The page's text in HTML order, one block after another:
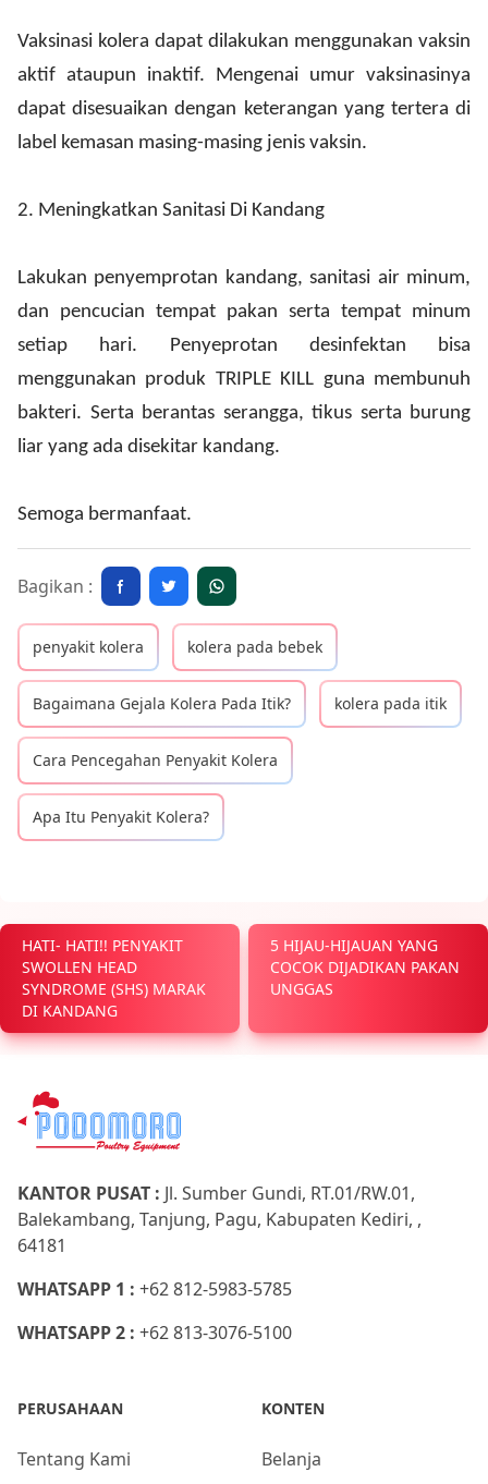
Vaksinasi kolera dapat dilakukan menggunakan vaksin
aktif ataupun inaktif. Mengenai umur vaksinasinya
dapat disesuaikan dengan keterangan yang tertera di
label kemasan masing-masing jenis vaksin.
2. Meningkatkan Sanitasi Di Kandang
Lakukan penyemprotan kandang, sanitasi air minum,
dan pencucian tempat pakan serta tempat minum
setiap hari. Penyeprotan desinfektan bisa
menggunakan produk TRIPLE KILL guna membunuh
bakteri. Serta berantas serangga, tikus serta burung
liar yang ada disekitar kandang.
Semoga bermanfaat.
Bagikan :
penyakit kolera kolera pada bebek
Bagaimana Gejala Kolera Pada Itik? kolera pada itik
Cara Pencegahan Penyakit Kolera
Apa Itu Penyakit Kolera?
HATI- HATI!! PENYAKIT
SWOLLEN HEAD
SYNDROME (SHS) MARAK
DI KANDANG
5 HIJAU-HIJAUAN YANG
COCOK DIJADIKAN PAKAN
UNGGAS
KANTOR PUSAT : Jl. Sumber Gundi, RT.01/RW.01,
Balekambang, Tanjung, Pagu, Kabupaten Kediri, ,
64181
WHATSAPP 1 : +62 812-5983-5785
WHATSAPP 2 : +62 813-3076-5100
PERUSAHAAN
Tentang Kami
KONTEN
Belanja